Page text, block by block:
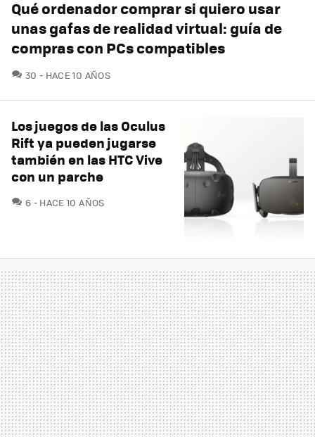
Qué ordenador comprar si quiero usar
unas gafas de realidad virtual: guía de
compras con PCs compatibles
30 COMENTARIOS
HACE 10 AÑOS
Los juegos de las Oculus
Rift ya pueden jugarse
también en las HTC Vive
con un parche
6 COMENTARIOS
HACE 10 AÑOS